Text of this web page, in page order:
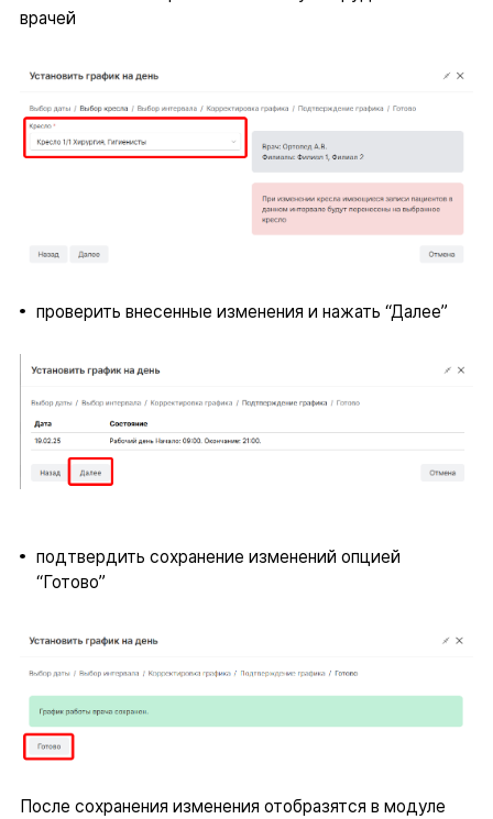
врачей
проверить внесенные изменения и нажать “Далее”
подтвердить сохранение изменений опцией
“Готово”
После сохранения изменения отобразятся в модуле